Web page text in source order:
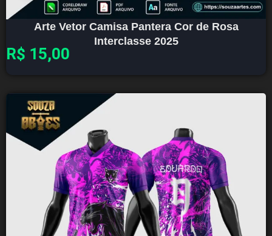
Arte Vetor Camisa Pantera Cor de Rosa
Interclasse 2025
R$ 15,00